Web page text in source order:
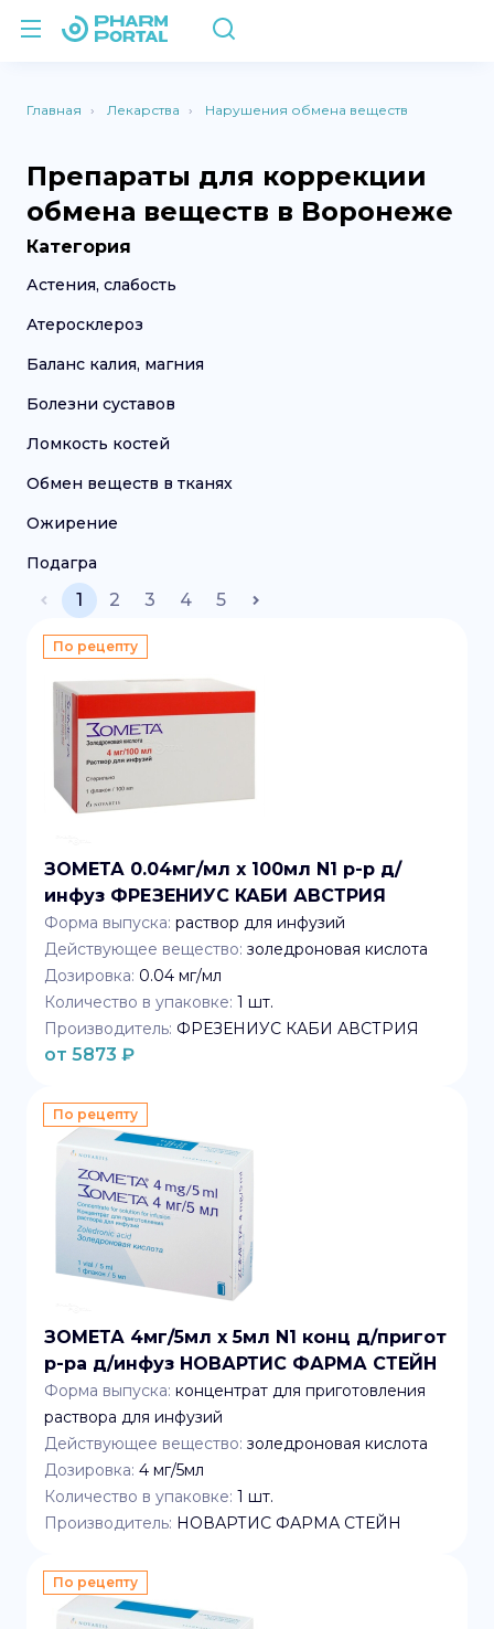
Главная Лекарства Нарушения обмена веществ
Препараты для коррекции
обмена веществ в Воронеже
Категория
Астения, слабость
Атеросклероз
Баланс калия, магния
Болезни суставов
Ломкость костей
Обмен веществ в тканях
Ожирение
Подагра
1 2 3 4 5
По рецепту
ЗОМЕТА 0.04мг/мл x 100мл N1 р-р д/
инфуз ФРЕЗЕНИУС КАБИ АВСТРИЯ
Форма выпуска: раствор для инфузий
Действующее вещество: золедроновая кислота
Дозировка: 0.04 мг/мл
Количество в упаковке: 1 шт.
Производитель: ФРЕЗЕНИУС КАБИ АВСТРИЯ
от 5873 ₽
По рецепту
ЗОМЕТА 4мг/5мл x 5мл N1 конц д/пригот
р-ра д/инфуз НОВАРТИС ФАРМА СТЕЙН
Форма выпуска: концентрат для приготовления
раствора для инфузий
Действующее вещество: золедроновая кислота
Дозировка: 4 мг/5мл
Количество в упаковке: 1 шт.
Производитель: НОВАРТИС ФАРМА СТЕЙН
По рецепту